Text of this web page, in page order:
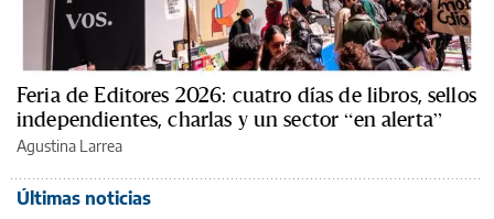
Feria de Editores 2026: cuatro días de libros, sellos
independientes, charlas y un sector “en alerta”
Agustina Larrea
Últimas noticias